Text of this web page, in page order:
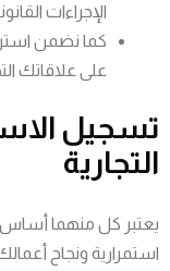
الإجراءات
كما نضمن
على علاقاتك
تسجيل
التجارية
يعتبر كل منهما
استمرارية ونجاح